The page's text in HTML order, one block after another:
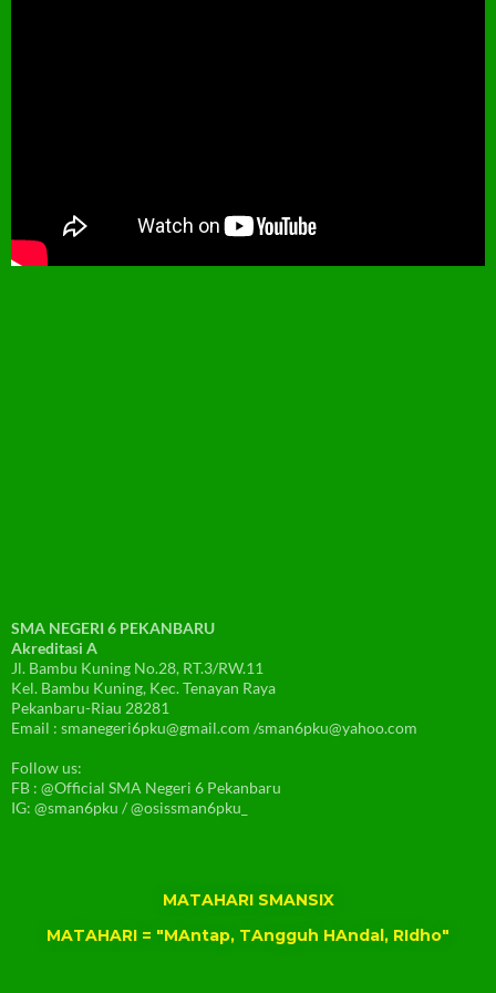
SMA NEGERI 6 PEKANBARU
Akreditasi A
Jl. Bambu Kuning No.28, RT.3/RW.11
Kel. Bambu Kuning, Kec. Tenayan Raya
Pekanbaru-Riau 28281
Email : smanegeri6pku@gmail.com /sman6pku@yahoo.com
Follow us:
FB : @Official SMA Negeri 6 Pekanbaru
IG: @sman6pku / @osissman6pku_
MATAHARI SMANSIX
MATAHARI = "MAntap, TAngguh HAndal, RIdho"